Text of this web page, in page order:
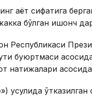
ҳаёт сифатига
бўлган ишонч
Республикаси
буюртмаси
натижалари
усулида